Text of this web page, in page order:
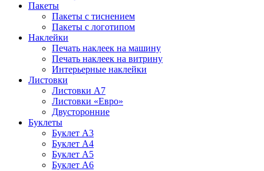
Пакеты
Пакеты с тиснением
Пакеты с логотипом
Наклейки
Печать наклеек на машину
Печать наклеек на витрину
Интерьерные наклейки
Листовки
Листовки А7
Листовки «Евро»
Двусторонние
Буклеты
Буклет А3
Буклет А4
Буклет А5
Буклет А6